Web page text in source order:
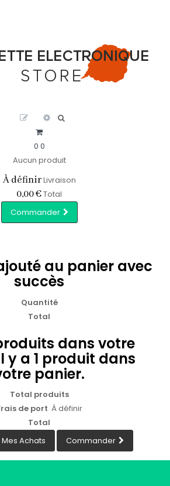
0 0
Aucun produit
À définirLivraison
0,00 €Total
Commander
au panier avec
succès
Quantité
Total
dans votre
y a 1 produit dans
panier.
Total produits
de port À définir
Total
Achats
Commander